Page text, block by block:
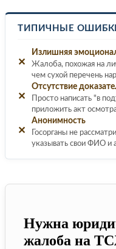
ТИПИЧНЫЕ
✕
Излишняя
Жалоба, похожая на
чем сухой перечень
✕
Отсутствие
Просто написать "в
приложить акт
✕
Анонимность
Госорганы не
указывать свои ФИО и
Нужна
жалоба на